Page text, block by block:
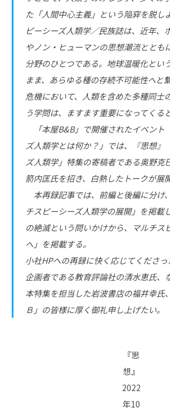
た「人間中心主義」という陥穽を脱し
ピーシーズ人類学／民族誌は、近年、
やノン・ヒューマンの思想潮流ととも
分野のひとつである。地球温暖化とい
まま、あらゆる種の存続不可能性へと
危機において、人類を含めた多種同士
う学問は、ますます重要になってくる
「本屋B&B」で開催されたイベント
ズ人類学とは何か？」では、『思想』
ズ人類学」特集の寄稿者である奥野克
箭内匡氏を招き、白熱したトークが展
本再録記事では、前編と後編に分け
チスピーシーズ人類学の展開」を掲載
の絶滅という問いかけから、マルチス
へ」を掲載する。
小社HPへの再録に快く応じてくださ
企画者である教育評論社の清水恵氏、
本特集を担当した岩波書店の福井幸氏
Ｂ」の皆様に厚く御礼申し上げたい。
『思
想』
2022
年10